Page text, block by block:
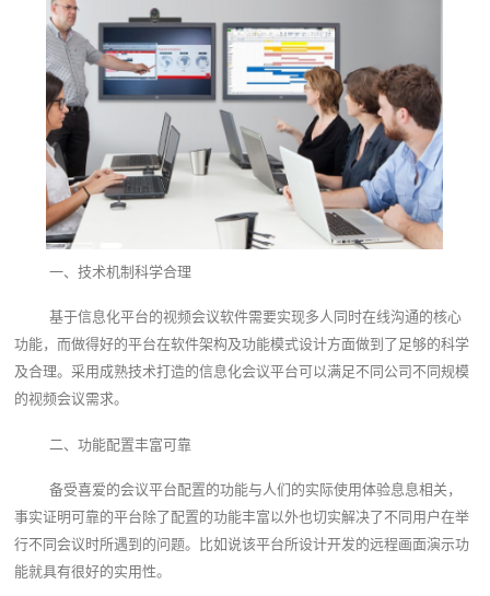
一、技术机制科学合理
基于信息化平台的视频会议软件需要实现多人同时在线沟通的核心
功能，而做得好的平台在软件架构及功能模式设计方面做到了足够的科学
及合理。采用成熟技术打造的信息化会议平台可以满足不同公司不同规模
的视频会议需求。
二、功能配置丰富可靠
备受喜爱的会议平台配置的功能与人们的实际使用体验息息相关，
事实证明可靠的平台除了配置的功能丰富以外也切实解决了不同用户在举
行不同会议时所遇到的问题。比如说该平台所设计开发的远程画面演示功
能就具有很好的实用性。